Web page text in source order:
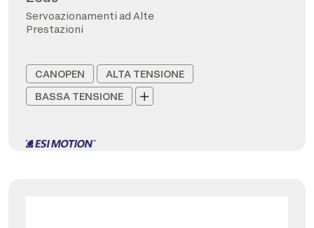
Servoazionamenti ad Alte
Prestazioni
CANOPEN
ALTA TENSIONE
BASSA TENSIONE